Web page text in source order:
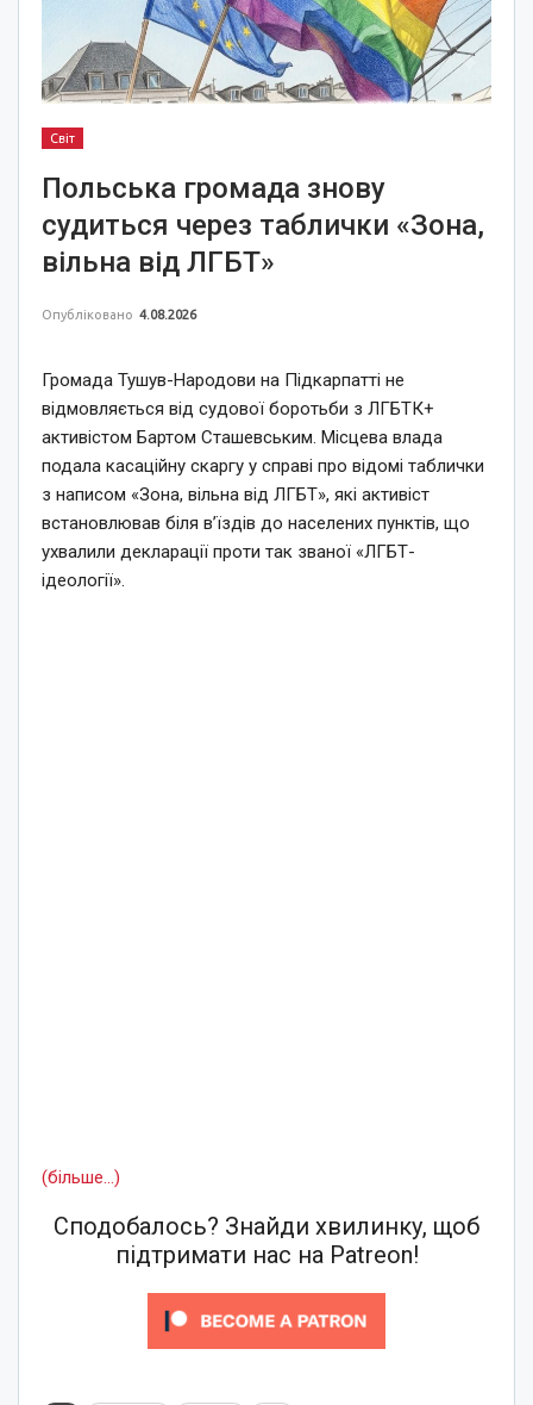
Світ
Польська громада знову
судиться через таблички «Зона,
вільна від ЛГБТ»
Опубліковано 4.08.2026
Громада Тушув-Народови на Підкарпатті не
відмовляється від судової боротьби з ЛГБТК+
активістом Бартом Сташевським. Місцева влада
подала касаційну скаргу у справі про відомі таблички
з написом «Зона, вільна від ЛГБТ», які активіст
встановлював біля в’їздів до населених пунктів, що
ухвалили декларації проти так званої «ЛГБТ-
ідеології».
(більше…)
Сподобалось? Знайди хвилинку, щоб
підтримати нас на Patreon!